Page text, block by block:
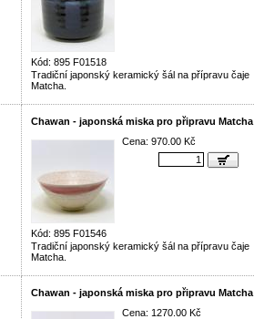
Kód: 895 F01518
Tradiční japonský keramický šál na přípravu čaje
Matcha.
Chawan - japonská miska pro připravu Matcha
Kód: 895 F01546
Cena: 970.00 Kč
Tradiční japonský keramický šál na přípravu čaje
Matcha.
Chawan - japonská miska pro připravu Matcha
Cena: 1270.00 Kč